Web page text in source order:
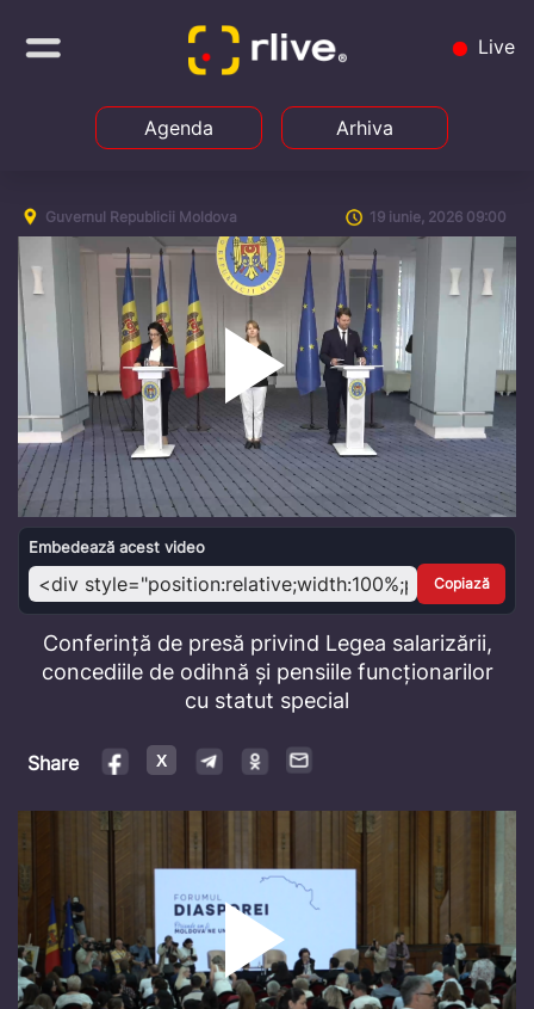
Live
Agenda Arhiva
Guvernul Republicii Moldova 19 iunie, 2026 09:00
Play
Video
Embedează acest video
Copiază
Conferință de presă privind Legea salarizării,
concediile de odihnă și pensiile funcționarilor
cu statut special
Share